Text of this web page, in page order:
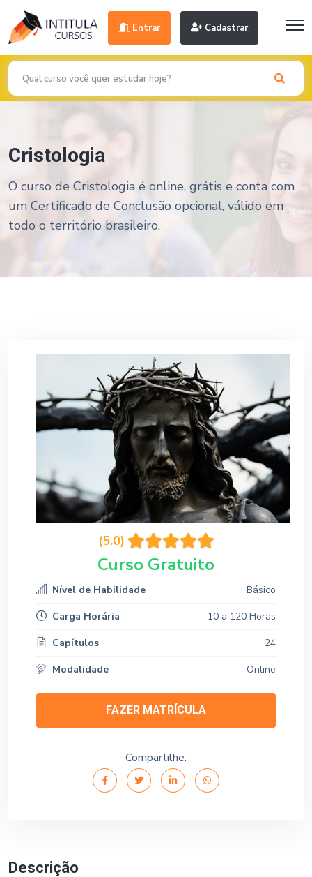
Entrar Cadastrar
Cristologia
O curso de Cristologia é online, grátis e conta com
um Certificado de Conclusão opcional, válido em
todo o território brasileiro.
Descrição
(5.0)
Curso Gratuito
Nível de Habilidade
Básico
Carga Horária
10 a 120 Horas
Capítulos
24
Modalidade
Online
FAZER MATRÍCULA
Compartilhe: